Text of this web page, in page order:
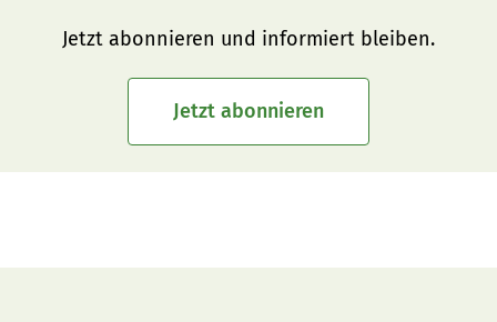
Jetzt abonnieren und informiert bleiben.
Jetzt abonnieren